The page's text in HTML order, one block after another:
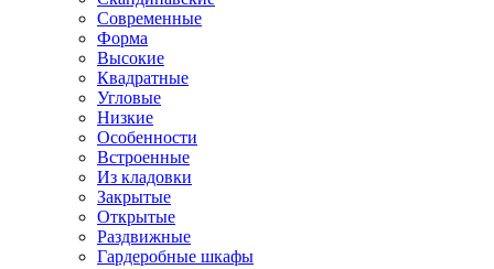
Современные
Форма
Высокие
Квадратные
Угловые
Низкие
Особенности
Встроенные
Из кладовки
Закрытые
Открытые
Раздвижные
Гардеробные шкафы